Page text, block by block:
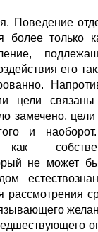
Поведение
более только
его
цели
замечено, цели
и
как
не может
рассмотрения